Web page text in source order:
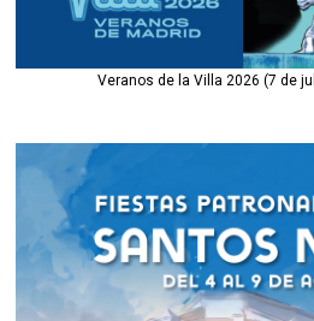
Veranos de la Villa 2026 (7 de